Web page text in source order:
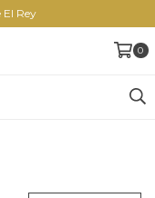
El Rey
0